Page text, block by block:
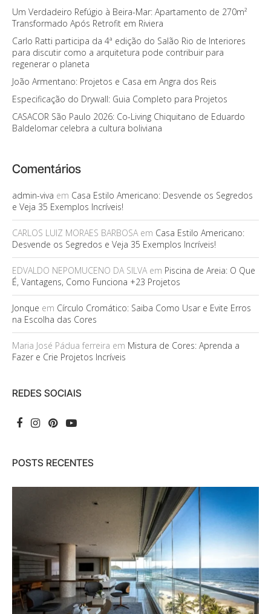
Um Verdadeiro Refúgio à Beira-Mar: Apartamento de 270m²
Transformado Após Retrofit em Riviera
Carlo Ratti participa da 4ª edição do Salão Rio de Interiores
para discutir como a arquitetura pode contribuir para
regenerar o planeta
João Armentano: Projetos e Casa em Angra dos Reis
Especificação do Drywall: Guia Completo para Projetos
CASACOR São Paulo 2026: Co-Living Chiquitano de Eduardo
Baldelomar celebra a cultura boliviana
Comentários
admin-viva em Casa Estilo Americano: Desvende os Segredos
e Veja 35 Exemplos Incríveis!
CARLOS LUIZ MORAES BARBOSAem Casa Estilo Americano:
Desvende os Segredos e Veja 35 Exemplos Incríveis!
EDVALDO NEPOMUCENO DA SILVAem Piscina de Areia: O Que
É, Vantagens, Como Funciona +23 Projetos
Jonque em Círculo Cromático: Saiba Como Usar e Evite Erros
na Escolha das Cores
Maria José Pádua ferreira em Mistura de Cores: Aprenda a
Fazer e Crie Projetos Incríveis
REDES SOCIAIS
POSTS RECENTES